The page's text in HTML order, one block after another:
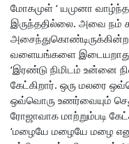
மோகமுள் ‘ யமுனா வாழ்ந்த
இருந்ததில்லை. அவை நம்
வளையங்களை இடையறாது
‘இரண்டு நிமிடம் உன்னை
கேட்கிறார். ஒரு மலரை
ஒவ்வொரு உணர்வையும்
ரோஜாவாக மாற்றும்படி
‘மழையே மழையே மழை